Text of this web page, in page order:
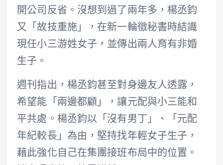
開公司反省。沒想到過了兩年多，楊丞鈞
又「故技重施」，在新一輪徵秘書時結識
現任小三游姓女子，並傳出兩人育有非婚
生子。
週刊指出，楊丞鈞甚至對身邊友人透露，
希望能「兩邊都顧」，讓元配與小三能和
平共處。楊丞鈞以「沒有男丁」、「元配
年紀較長」為由，堅持找年輕女子生子，
藉此強化自己在集團接班布局中的位置。